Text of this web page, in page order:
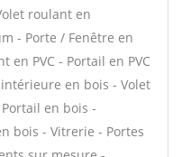
roulant en
- Porte / Fenêtre en
en PVC - Portail en PVC
en bois - Volet
en bois -
bois - Vitrerie - Portes